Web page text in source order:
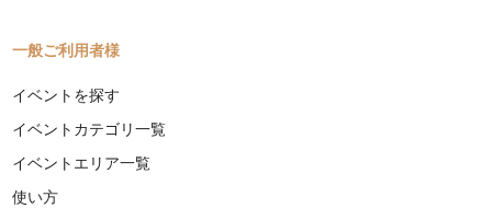
一般ご利用者様
イベントを探す
イベントカテゴリ一覧
イベントエリア一覧
使い方